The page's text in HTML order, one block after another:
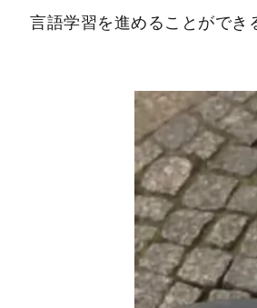
言語学習を進めることができ